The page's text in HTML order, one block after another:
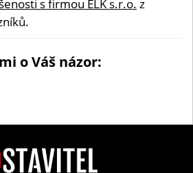
s firmou ELK s.r.o. z
o Váš názor: